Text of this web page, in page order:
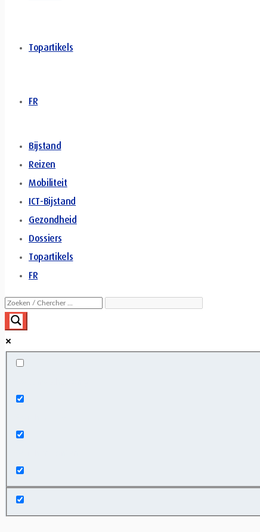
Topartikels
FR
Bijstand
Reizen
Mobiliteit
ICT-Bijstand
Gezondheid
Dossiers
Topartikels
FR